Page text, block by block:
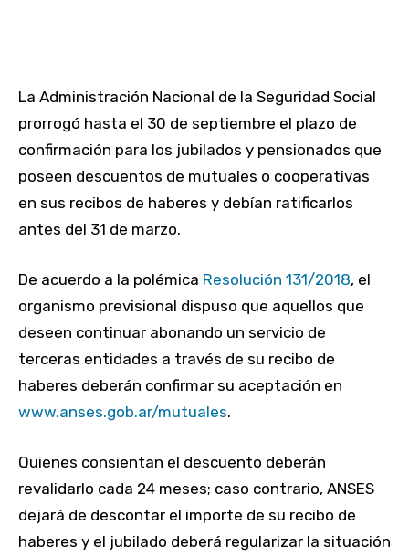
La Administración Nacional de la Seguridad Social
prorrogó hasta el 30 de septiembre el plazo de
confirmación para los jubilados y pensionados que
poseen descuentos de mutuales o cooperativas
en sus recibos de haberes y debían ratificarlos
antes del 31 de marzo.
De acuerdo a la polémica Resolución 131/2018, el
organismo previsional dispuso que aquellos que
deseen continuar abonando un servicio de
terceras entidades a través de su recibo de
haberes deberán confirmar su aceptación en
www.anses.gob.ar/mutuales.
Quienes consientan el descuento deberán
revalidarlo cada 24 meses; caso contrario, ANSES
dejará de descontar el importe de su recibo de
haberes y el jubilado deberá regularizar la situación